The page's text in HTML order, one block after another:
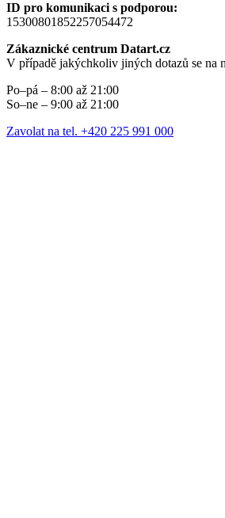
ID pro komunikaci s podporou:
15300801852257054472
Zákaznické centrum Datart.cz
V případě jakýchkoliv jiných dotazů se na
Po–pá – 8:00 až 21:00
So–ne – 9:00 až 21:00
Zavolat na tel. +420 225 991 000